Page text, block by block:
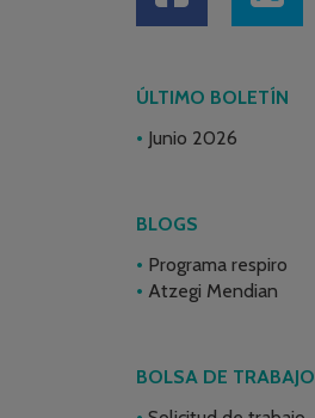
ÚLTIMO BOLETÍN
Junio 2026
BLOGS
Programa respiro
Atzegi Mendian
BOLSA DE TRABAJO